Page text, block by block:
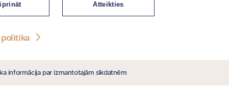
Atteikties
politika
informācija par izmantotajām sīkdatnēm